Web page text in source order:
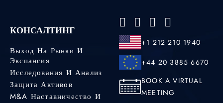
КОНСАЛТИНГ
Выход На Рынки И
Экспансия
Исследования И Анализ
Защита Активов
M&A Наставничество И
+1 212 210 1940
+44 20 3885 6670
BOOK A VIRTUAL
MEETING